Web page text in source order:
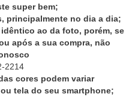
super bem;
principalmente no dia a dia;
ao da foto, porém, se
após a sua compra, não
2214
cores podem variar
tela do seu smartphone;